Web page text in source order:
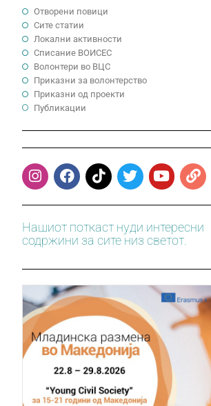
Отворени повици
Сите статии
Локални активности
Cписание ВОИСЕС
Волонтери во ВЦС
Приказни за волонтерство
Приказни од проекти
Публикации
Нашиот поткаст нуди интересни
содржини за сите низ светот.